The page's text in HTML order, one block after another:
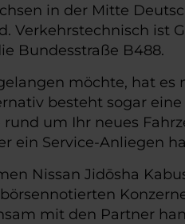
in der Mitte
ist
Bundesstraße B488.
möchte, hat
besteht sogar
um Ihr neues
ein Service-Anliegen
Nissan Jidōsha
mit den Partner